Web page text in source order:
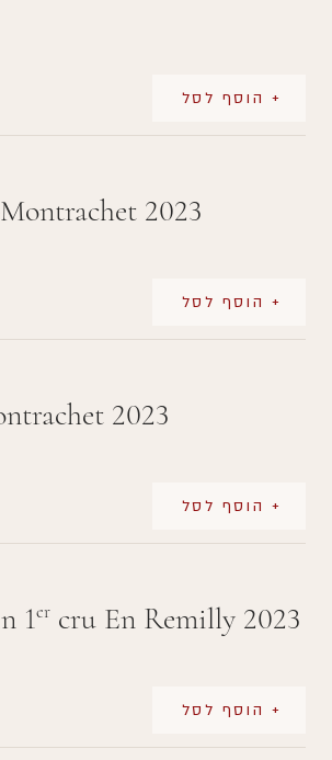
+ הוסף לסל
2023
+ הוסף לסל
2023
+ הוסף לסל
1er cru En Remilly 2023
+ הוסף לסל